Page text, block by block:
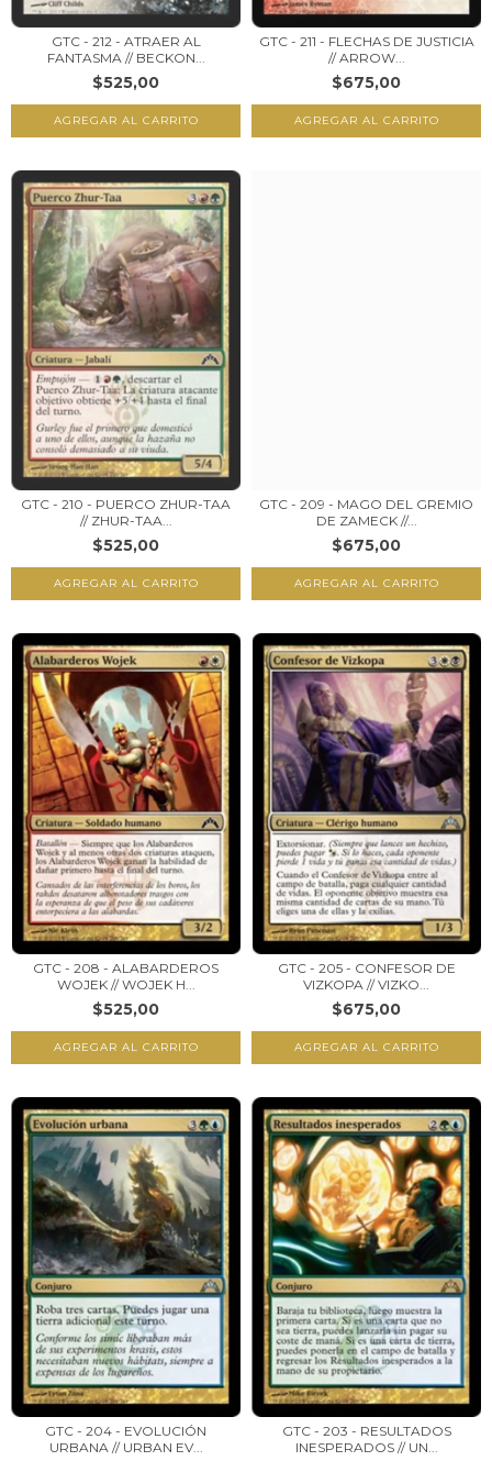
GTC - 212 - ATRAER AL
FANTASMA // BECKON...
$525,00
GTC - 211 - FLECHAS DE JUSTICIA
// ARROW...
$675,00
GTC - 210 - PUERCO ZHUR-TAA
// ZHUR-TAA...
$525,00
GTC - 209 - MAGO DEL GREMIO
DE ZAMECK //...
$675,00
GTC - 208 - ALABARDEROS
WOJEK // WOJEK H...
$525,00
GTC - 205 - CONFESOR DE
VIZKOPA // VIZKO...
$675,00
GTC - 204 - EVOLUCIÓN
URBANA // URBAN EV...
GTC - 203 - RESULTADOS
INESPERADOS // UN...